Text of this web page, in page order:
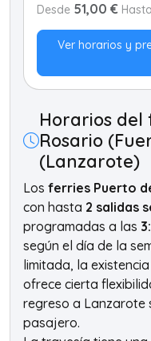
Desde 51,00 € Hasta
Ver horarios y
Horarios
Rosario
(Lanzarote)
Los ferries Puerto
con hasta 2 salidas
programadas a las
según el día de la
limitada, la
ofrece cierta
regreso a Lanzarote
pasajero.